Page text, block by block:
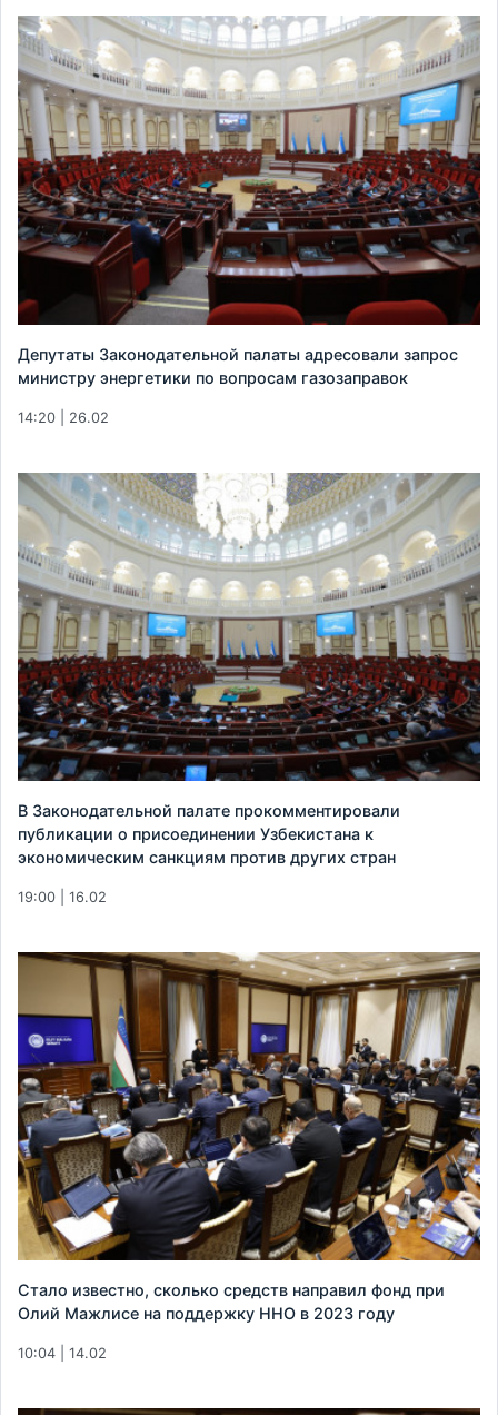
Депутаты Законодательной палаты адресовали запрос
министру энергетики по вопросам газозаправок
14:20 | 26.02
В Законодательной палате прокомментировали
публикации о присоединении Узбекистана к
экономическим санкциям против других стран
19:00 | 16.02
Стало известно, сколько средств направил фонд при
Олий Мажлисе на поддержку ННО в 2023 году
10:04 | 14.02